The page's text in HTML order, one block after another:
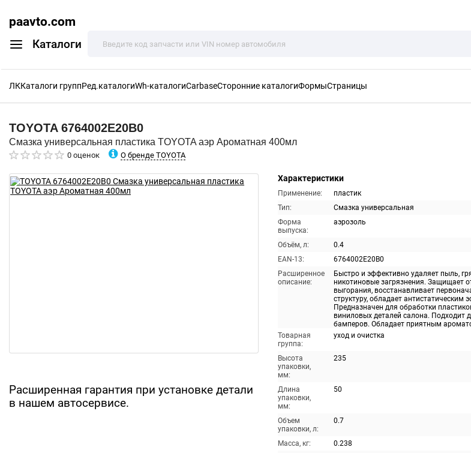
paavto.com
Каталоги
ЛККаталоги группРед.каталогиWh-каталогиCarbaseСторонние каталогиФормыСтраницы
TOYOTA 6764002E20B0
Смазка универсальная пластика TOYOTA аэр Ароматная 400мл
0 оценок О бренде TOYOTA
Расширенная гарантия при установке детали
в нашем автосервисе.
Характеристики
Применение:
пластик
Тип:
Смазка универсальная
Форма
выпуска:
аэрозоль
Объём, л:
0.4
EAN-13:
6764002E20B0
Расширенное
описание:
Быстро и эффективно удаляет пыль,
никотиновые загрязнения. Защищает
выгорания, восстанавливает
структуру, обладает антистатическим
Предназначен для обработки
виниловых деталей салона. Подходит
бамперов. Обладает приятным
Товарная
группа:
уход и очистка
Высота
упаковки,
мм:
235
Длина
упаковки,
мм:
50
Объем
упаковки, л:
0.7
Масса, кг:
0.238